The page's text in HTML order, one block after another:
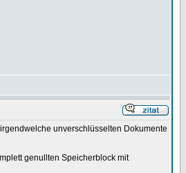
unverschlüsselten Dokumente
genullten Speicherblock mit